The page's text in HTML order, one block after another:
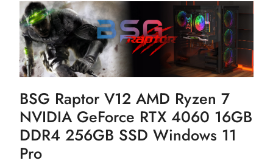
BSG Raptor V12 AMD Ryzen 7
NVIDIA GeForce RTX 4060 16GB
DDR4 256GB SSD Windows 11
Pro